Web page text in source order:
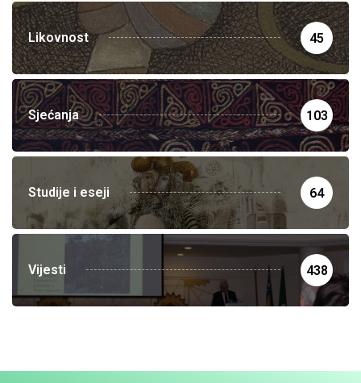
Likovnost 45
Sjećanja 103
Studije i eseji 64
Vijesti 438